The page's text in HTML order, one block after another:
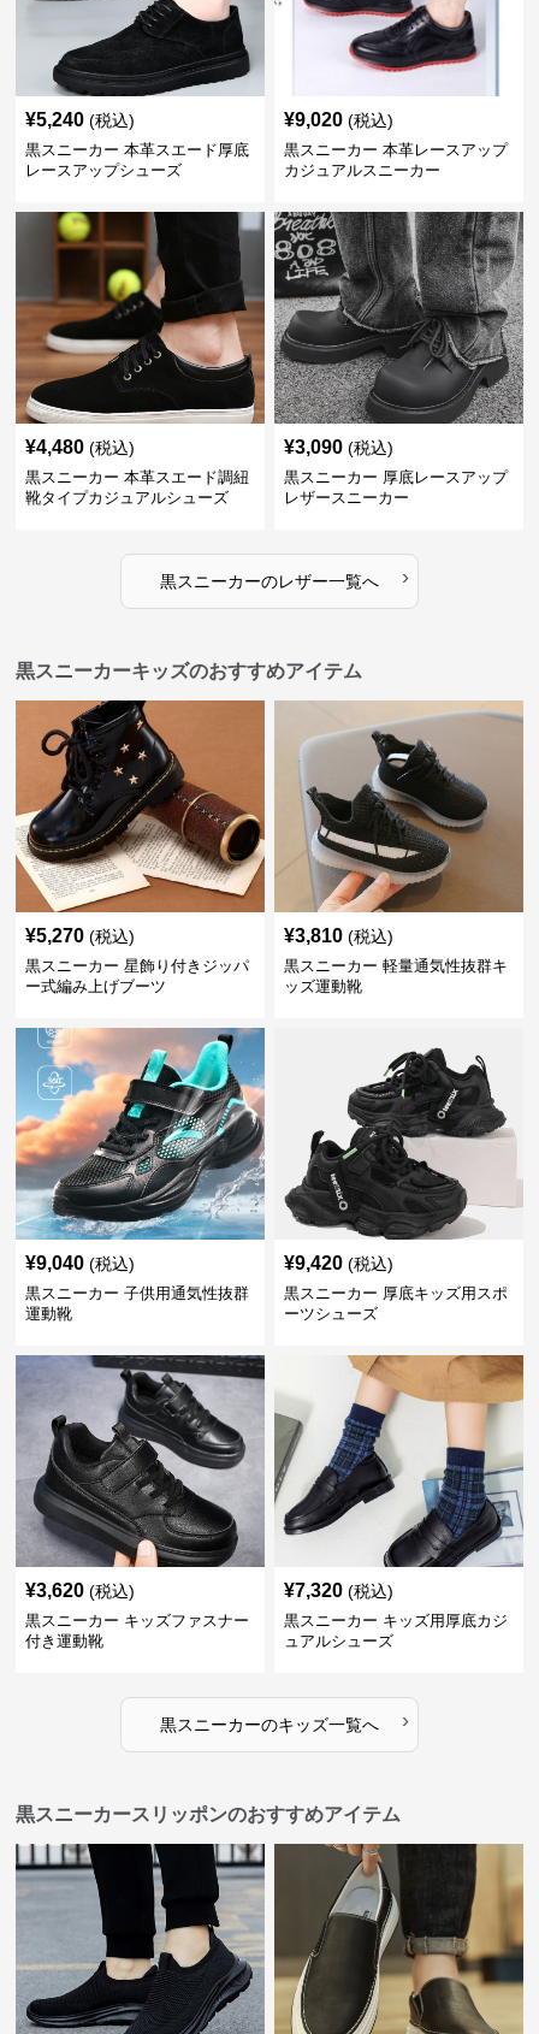
¥5,240 (税込)
黒スニーカー 本革スエード厚底
レースアップシューズ
¥9,020 (税込)
黒スニーカー 本革レースアップ
カジュアルスニーカー
¥4,480 (税込)
黒スニーカー 本革スエード調紐
靴タイプカジュアルシューズ
¥3,090 (税込)
黒スニーカー 厚底レースアップ
レザースニーカー
黒スニーカーのレザー一覧へ ›
黒スニーカーキッズのおすすめアイテム
¥5,270 (税込)
黒スニーカー 星飾り付きジッパ
ー式編み上げブーツ
¥3,810 (税込)
黒スニーカー 軽量通気性抜群キ
ッズ運動靴
¥9,040 (税込)
黒スニーカー 子供用通気性抜群
運動靴
¥9,420 (税込)
黒スニーカー 厚底キッズ用スポ
ーツシューズ
¥3,620 (税込)
黒スニーカー キッズファスナー
付き運動靴
¥7,320 (税込)
黒スニーカー キッズ用厚底カジ
ュアルシューズ
黒スニーカーのキッズ一覧へ ›
黒スニーカースリッポンのおすすめアイテム